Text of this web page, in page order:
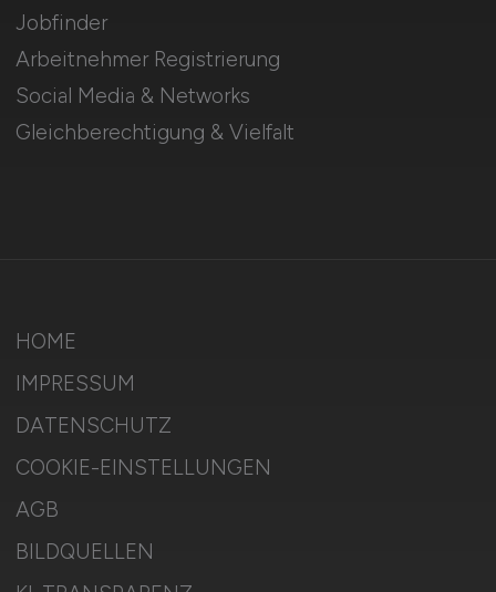
Jobfinder
Arbeitnehmer Registrierung
Social Media & Networks
Gleichberechtigung & Vielfalt
HOME
IMPRESSUM
DATENSCHUTZ
COOKIE-EINSTELLUNGEN
AGB
BILDQUELLEN